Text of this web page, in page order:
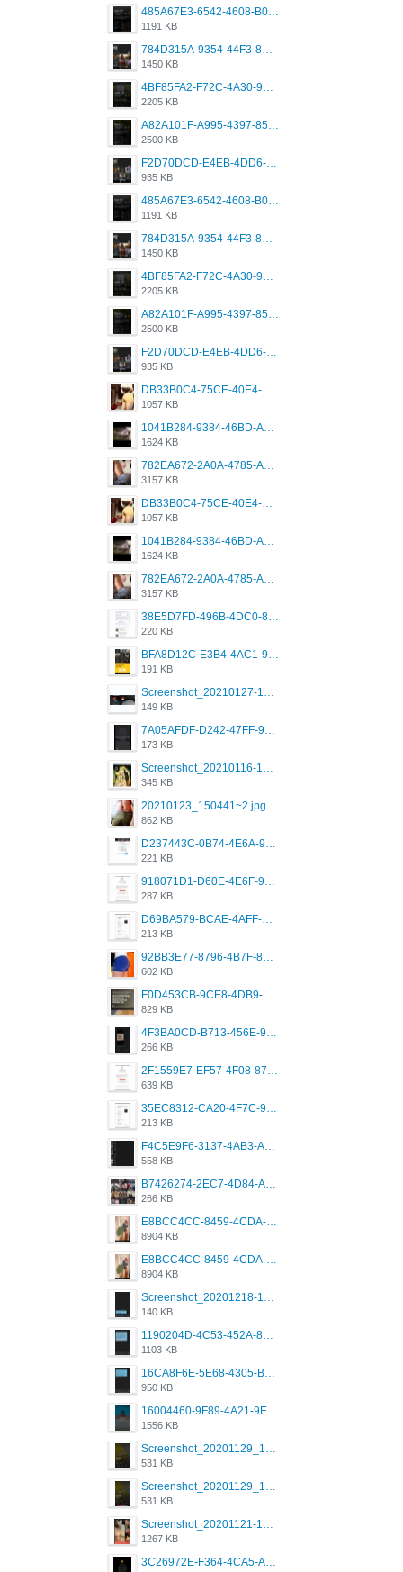
485A67E3-6542-4608-B01F-4376EE148F7C.png
1191 KB
784D315A-9354-44F3-8CBF-4F5A2119BE00.png
1450 KB
4BF85FA2-F72C-4A30-99F1-443614A985FC.png
2205 KB
A82A101F-A995-4397-8534-7EB8F89DCCB6.png
2500 KB
F2D70DCD-E4EB-4DD6-B5E2-B307012546D7.png
935 KB
485A67E3-6542-4608-B01F-4376EE148F7C.png
1191 KB
784D315A-9354-44F3-8CBF-4F5A2119BE00.png
1450 KB
4BF85FA2-F72C-4A30-99F1-443614A985FC.png
2205 KB
A82A101F-A995-4397-8534-7EB8F89DCCB6.png
2500 KB
F2D70DCD-E4EB-4DD6-B5E2-B307012546D7.png
935 KB
DB33B0C4-75CE-40E4-A6AC-0197671C4DF7.jpeg
1057 KB
1041B284-9384-46BD-A8D2-2905F5837CAA.png
1624 KB
782EA672-2A0A-4785-A337-4340E4AFEE7A.png
3157 KB
DB33B0C4-75CE-40E4-A6AC-0197671C4DF7.jpeg
1057 KB
1041B284-9384-46BD-A8D2-2905F5837CAA.png
1624 KB
782EA672-2A0A-4785-A337-4340E4AFEE7A.png
3157 KB
38E5D7FD-496B-4DC0-8693-3830613F02E3.jpeg
220 KB
BFA8D12C-E3B4-4AC1-945A-A4F53D5ECE14.jpeg
191 KB
Screenshot_20210127-191056_Grindr.jpg
149 KB
7A05AFDF-D242-47FF-9F52-60B003D0167B.jpeg
173 KB
Screenshot_20210116-102820.jpg
345 KB
20210123_150441~2.jpg
862 KB
D237443C-0B74-4E6A-9382-A5F8DA2912A9.jpeg
221 KB
918071D1-D60E-4E6F-98FD-789350930259.jpeg
287 KB
D69BA579-BCAE-4AFF-BB66-B559C4A6E2E3.jpeg
213 KB
92BB3E77-8796-4B7F-8C5A-2E41554E96A0.jpeg
602 KB
F0D453CB-9CE8-4DB9-9EFD-553B1D2FEBB1.jpeg
829 KB
4F3BA0CD-B713-456E-9DBC-814C6D19D607.jpeg
266 KB
2F1559E7-EF57-4F08-87CC-206D9E00BEC6.png
639 KB
35EC8312-CA20-4F7C-99E5-F1CC04EE8355.jpeg
213 KB
F4C5E9F6-3137-4AB3-A09A-56EE746D2B26.png
558 KB
B7426274-2EC7-4D84-A2E1-0DD49E679BD8.jpeg
266 KB
E8BCC4CC-8459-4CDA-B6E7-8DFB52A46E78.png
8904 KB
E8BCC4CC-8459-4CDA-B6E7-8DFB52A46E78.png
8904 KB
Screenshot_20201218-185122_Grindr.jpg
140 KB
1190204D-4C53-452A-8A31-99534EC38FF8.png
1103 KB
16CA8F6E-5E68-4305-B0FA-1AE58119E639.png
950 KB
16004460-9F89-4A21-9E77-F96C26D4F695.png
1556 KB
Screenshot_20201129_194344_com.grindrapp.android.jpg
531 KB
Screenshot_20201129_194344_com.grindrapp.android.jpg
531 KB
Screenshot_20201121-135006.png
1267 KB
3C26972E-F364-4CA5-A5D2-E0AC042C17D2.png